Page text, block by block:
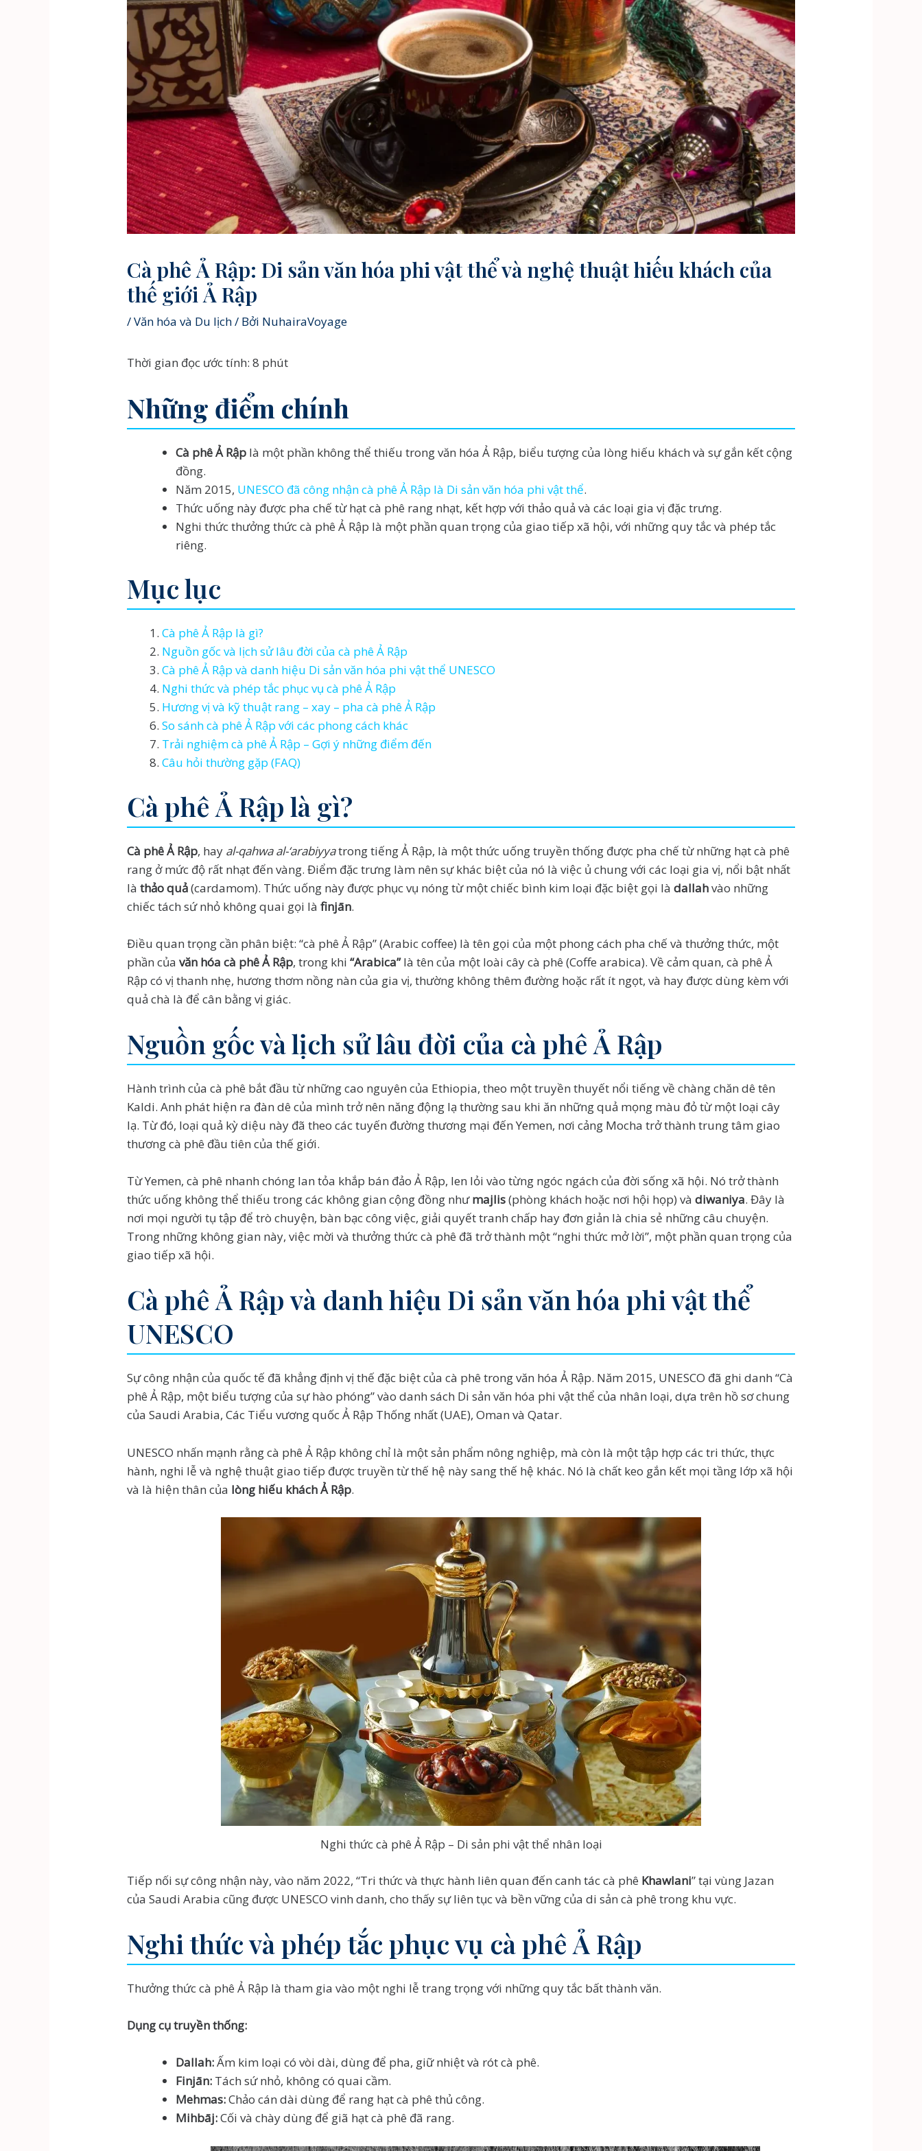
Cà phê Ả Rập: Di sản văn hóa phi vật thể và nghệ thuật hiếu khách của
thế giới Ả Rập
/Văn hóa và Du lịch/ Bởi NuhairaVoyage
Thời gian đọc ước tính: 8 phút
Những điểm chính
Cà phê Ả Rập là một phần không thể thiếu trong văn hóa Ả Rập, biểu tượng của lòng hiếu khách và sự gắn kết cộng
đồng.
Năm 2015, UNESCO đã công nhận cà phê Ả Rập là Di sản văn hóa phi vật thể.
Thức uống này được pha chế từ hạt cà phê rang nhạt, kết hợp với thảo quả và các loại gia vị đặc trưng.
Nghi thức thưởng thức cà phê Ả Rập là một phần quan trọng của giao tiếp xã hội, với những quy tắc và phép tắc
riêng.
Mục lục
Cà phê Ả Rập là gì?
Nguồn gốc và lịch sử lâu đời của cà phê Ả Rập
Cà phê Ả Rập và danh hiệu Di sản văn hóa phi vật thể UNESCO
Nghi thức và phép tắc phục vụ cà phê Ả Rập
Hương vị và kỹ thuật rang – xay – pha cà phê Ả Rập
So sánh cà phê Ả Rập với các phong cách khác
Trải nghiệm cà phê Ả Rập – Gợi ý những điểm đến
Câu hỏi thường gặp (FAQ)
Cà phê Ả Rập là gì?
Cà phê Ả Rập, hay al-qahwa al-‘arabiyyatrong tiếng Ả Rập, là một thức uống truyền thống được pha chế từ những hạt cà phê
rang ở mức độ rất nhạt đến vàng. Điểm đặc trưng làm nên sự khác biệt của nó là việc ủ chung với các loại gia vị, nổi bật nhất
làthảo quả(cardamom). Thức uống này được phục vụ nóng từ một chiếc bình kim loại đặc biệt gọi làdallahvào những
chiếc tách sứ nhỏ không quai gọi làfinjān.
Điều quan trọng cần phân biệt: “cà phê Ả Rập” (Arabic coffee) là tên gọi của một phong cách pha chế và thưởng thức, một
phần củavăn hóa cà phê Ả Rập, trong khi“Arabica”là tên của một loài cây cà phê (Coffe arabica). Về cảm quan, cà phê Ả
Rập có vị thanh nhẹ, hương thơm nồng nàn của gia vị, thường không thêm đường hoặc rất ít ngọt, và hay được dùng kèm với
quả chà là để cân bằng vị giác.
Nguồn gốc và lịch sử lâu đời của cà phê Ả Rập
Hành trình của cà phê bắt đầu từ những cao nguyên của Ethiopia, theo một truyền thuyết nổi tiếng về chàng chăn dê tên
Kaldi. Anh phát hiện ra đàn dê của mình trở nên năng động lạ thường sau khi ăn những quả mọng màu đỏ từ một loại cây
lạ. Từ đó, loại quả kỳ diệu này đã theo các tuyến đường thương mại đến Yemen, nơi cảng Mocha trở thành trung tâm giao
thương cà phê đầu tiên của thế giới.
Từ Yemen, cà phê nhanh chóng lan tỏa khắp bán đảo Ả Rập, len lỏi vào từng ngóc ngách của đời sống xã hội. Nó trở thành
thức uống không thể thiếu trong các không gian cộng đồng nhưmajlis(phòng khách hoặc nơi hội họp) vàdiwaniya. Đây là
nơi mọi người tụ tập để trò chuyện, bàn bạc công việc, giải quyết tranh chấp hay đơn giản là chia sẻ những câu chuyện.
Trong những không gian này, việc mời và thưởng thức cà phê đã trở thành một “nghi thức mở lời”, một phần quan trọng của
giao tiếp xã hội.
Cà phê Ả Rập và danh hiệu Di sản văn hóa phi vật thể
UNESCO
Sự công nhận của quốc tế đã khẳng định vị thế đặc biệt của cà phê trong văn hóa Ả Rập. Năm 2015, UNESCO đã ghi danh “Cà
phê Ả Rập, một biểu tượng của sự hào phóng” vào danh sách Di sản văn hóa phi vật thể của nhân loại, dựa trên hồ sơ chung
của Saudi Arabia, Các Tiểu vương quốc Ả Rập Thống nhất (UAE), Oman và Qatar.
UNESCO nhấn mạnh rằng cà phê Ả Rập không chỉ là một sản phẩm nông nghiệp, mà còn là một tập hợp các tri thức, thực
hành, nghi lễ và nghệ thuật giao tiếp được truyền từ thế hệ này sang thế hệ khác. Nó là chất keo gắn kết mọi tầng lớp xã hội
và là hiện thân của lòng hiếu khách Ả Rập.
Nghi thức cà phê Ả Rập – Di sản phi vật thể nhân loại
Tiếp nối sự công nhận này, vào năm 2022, “Tri thức và thực hành liên quan đến canh tác cà phê Khawlani” tại vùng Jazan
của Saudi Arabia cũng được UNESCO vinh danh, cho thấy sự liên tục và bền vững của di sản cà phê trong khu vực.
Nghi thức và phép tắc phục vụ cà phê Ả Rập
Thưởng thức cà phê Ả Rập là tham gia vào một nghi lễ trang trọng với những quy tắc bất thành văn.
Dụng cụ truyền thống:
Dallah:Ấm kim loại có vòi dài, dùng để pha, giữ nhiệt và rót cà phê.
Finjān: Tách sứ nhỏ, không có quai cầm.
Mehmas:Chảo cán dài dùng để rang hạt cà phê thủ công.
Mihbāj:Cối và chày dùng để giã hạt cà phê đã rang.